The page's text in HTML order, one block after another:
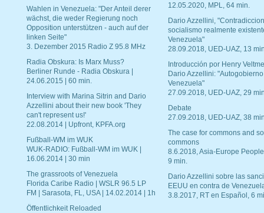
Wahlen in Venezuela: "Der Anteil derer
wächst, die weder Regierung noch
Opposition unterstützen - auch auf der
linken Seite"
3. Dezember 2015 Radio Z 95.8 MHz
Radia Obskura: Is Marx Muss?
Berliner Runde - Radia Obskura |
24.06.2015 | 60 min.
Interview with Marina Sitrin and Dario
Azzellini about their new book 'They
can't represent us!'
22.08.2014 | Upfront, KPFA.org
Fußball-WM im WUK
WUK-RADIO: Fußball-WM im WUK |
16.06.2014 | 30 min
The grassroots of Venezuela
Florida Caribe Radio | WSLR 96.5 LP
FM | Sarasota, FL, USA | 14.02.2014 | 1h
Öffentlichkeit Reloaded
12.05.2020, MPL, 64 min.
Dario Azzellini,
socialismo realmente
Venezuela"
28.09.2018, UED-UAZ, 13
Introducción por Henry
Dario Azzellini:
Venezuela"
27.09.2018, UED-UAZ, 29
Debate
27.09.2018, UED-UAZ, 38
The case for commons and
commons
8.6.2018, Asia-Europe
9 min.
Dario Azzellini sobre las
EEUU en contra de
3.8.2017, RT en Español, 6